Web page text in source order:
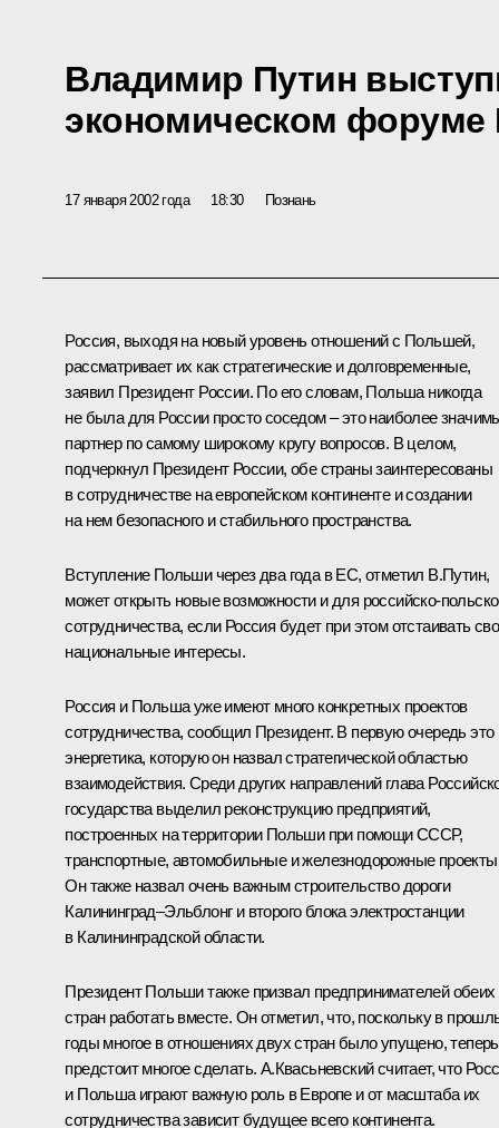
Владимир Путин
экономическом
17 января 2002 года 18:30 Познань
Россия, выходя на новый уровень отношений с Польшей,
рассматривает их как стратегические и долговременные,
заявил Президент России. По его словам, Польша никогда
не была для России просто соседом – это наиболее
партнер по самому широкому кругу вопросов. В целом,
подчеркнул Президент России, обе страны заинтересованы
в сотрудничестве на европейском континенте и создании
на нем безопасного и стабильного пространства.
Вступление Польши через два года в ЕС, отметил В.Путин,
может открыть новые возможности и для российско-
сотрудничества, если Россия будет при этом отстаивать
национальные интересы.
Россия и Польша уже имеют много конкретных проектов
сотрудничества, сообщил Президент. В первую очередь это
энергетика, которую он назвал стратегической областью
взаимодействия. Среди других направлений глава
государства выделил реконструкцию предприятий,
построенных на территории Польши при помощи СССР,
транспортные, автомобильные и железнодорожные
Он также назвал очень важным строительство дороги
Калининград–Эльблонг и второго блока электростанции
в Калининградской области.
Президент Польши также призвал предпринимателей обеих
стран работать вместе. Он отметил, что, поскольку в
годы многое в отношениях двух стран было упущено, теперь
предстоит многое сделать. А.Квасьневский считает, что
и Польша играют важную роль в Европе и от масштаба их
сотрудничества зависит будущее всего континента.